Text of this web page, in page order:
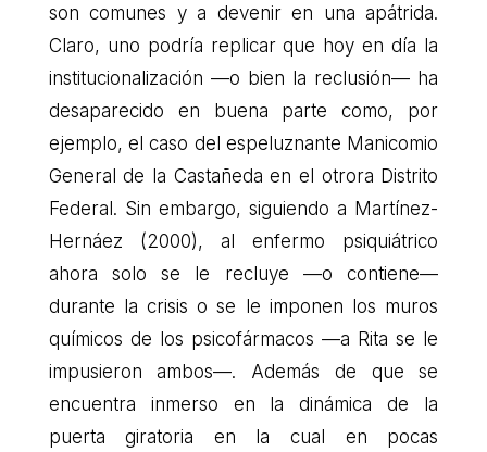
son comunes y a devenir en una apátrida.
Claro, uno podría replicar que hoy en día la
institucionalización —o bien la reclusión— ha
desaparecido en buena parte como, por
ejemplo, el caso del espeluznante Manicomio
General de la Castañeda en el otrora Distrito
Federal. Sin embargo, siguiendo a Martínez-
Hernáez (2000), al enfermo psiquiátrico
ahora solo se le recluye —o contiene—
durante la crisis o se le imponen los muros
químicos de los psicofármacos —a Rita se le
impusieron ambos—. Además de que se
encuentra inmerso en la dinámica de la
puerta giratoria en la cual en pocas